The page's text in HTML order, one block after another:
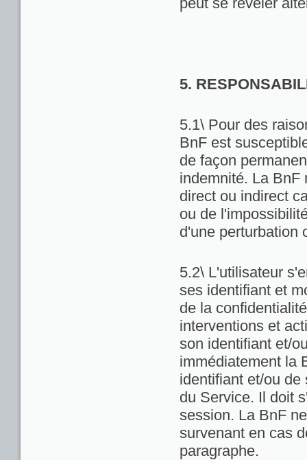
5.
5.1\ Pour des
BnF est
de façon
indemnité. La BnF
direct ou indirect
ou de
d'une perturbation
5.2\ L'utilisateur
ses identifiant et
de la
interventions et
son identifiant et/
immédiatement la
identifiant et/ou
du Service. Il doit
session. La BnF
survenant en cas
paragraphe.